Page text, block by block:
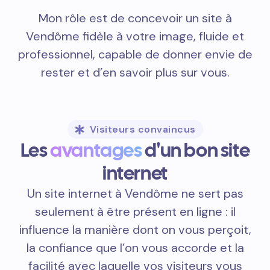
Mon rôle est de concevoir un site à
Vendôme fidèle à votre image, fluide et
professionnel, capable de donner envie de
rester et d’en savoir plus sur vous.
Visiteurs convaincus
Lesavantagesd'un bon site
internet
Un site internet à Vendôme ne sert pas
seulement à être présent en ligne : il
influence la manière dont on vous perçoit,
la confiance que l’on vous accorde et la
facilité avec laquelle vos visiteurs vous